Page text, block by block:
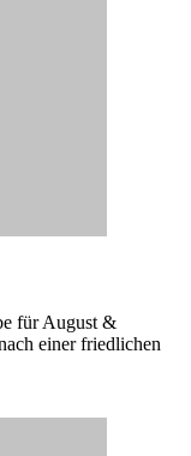
für August &
einer friedlichen